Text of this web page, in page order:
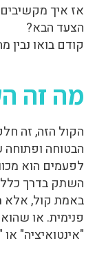
אז איך
הצעד הבא?
קודם בואו נבין
מה זה
הקול הזה, זה
הבטוחה ופתוחה
לפעמים הוא
השתק בדרך
באמת קול, אלא
פנימית. או
"אינטואיציה"